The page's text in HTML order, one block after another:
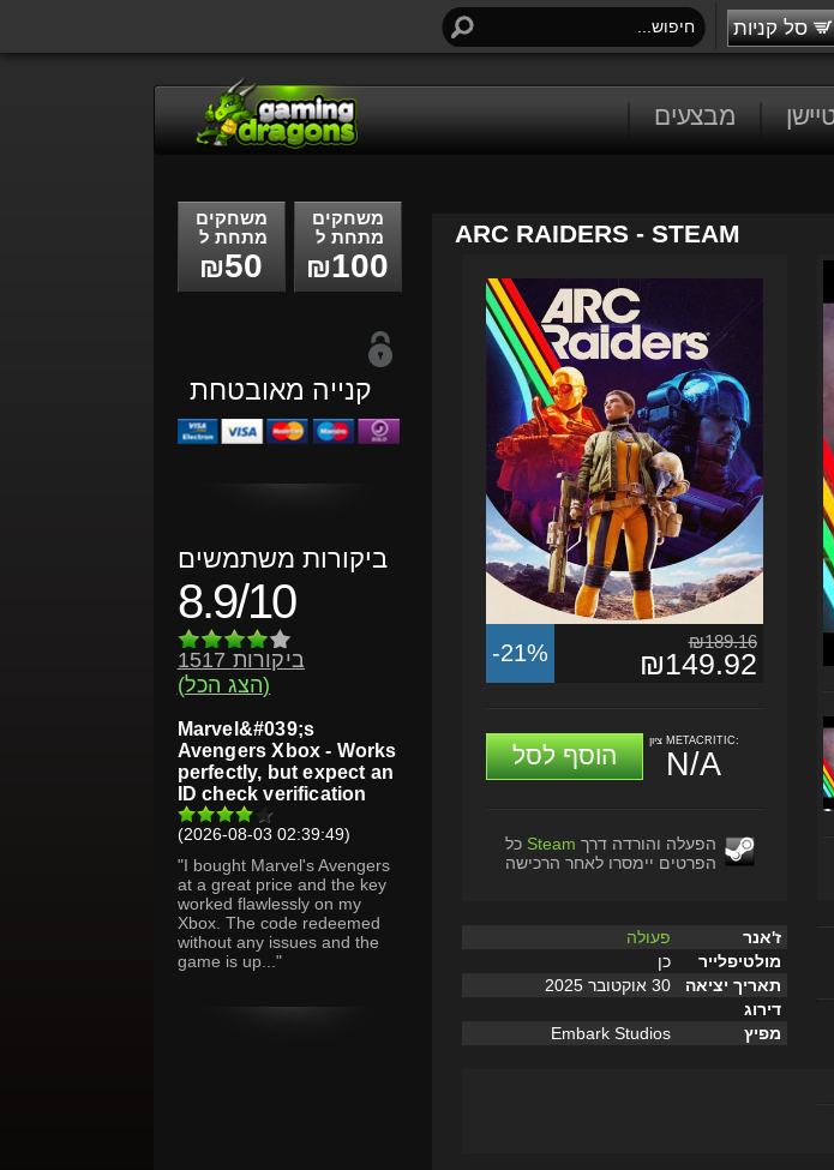
סל קניות
מבצעים
משחקים
מתחת ל
₪50
משחקים
מתחת ל
₪100
קנייה מאובטחת
ביקורות משתמשים
8.9/10
1517 ביקורות
(הצג הכל)
Marvel&#039;s
Avengers Xbox - Works
perfectly, but expect an
ID check verification
(2026-08-03 02:39:49)
"I bought Marvel's Avengers
at a great price and the key
worked flawlessly on my
Xbox. The code redeemed
without any issues and the
game is up..."
ARC RAIDERS - STEAM
-21% ₪189.16
₪149.92
הוסף לסל
ציון METACRITIC:
N/A
הפעלה והורדה דרך Steam כל
הפרטים יימסרו לאחר הרכישה
ז'אנר
פעולה
מולטיפלייר
כן
תאריך יציאה
30 אוקטובר 2025
דירוג
מפיץ
Embark Studios